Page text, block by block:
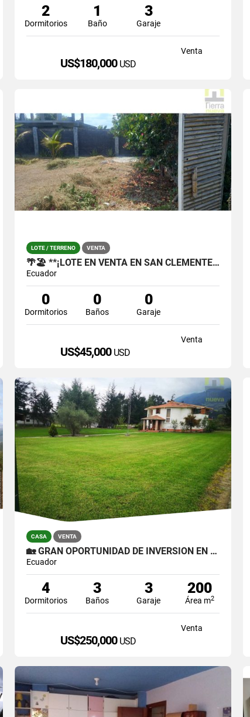
2
Dormitorios
1
Baño
3
Garaje
Venta
US$180,000 USD
LOTE / TERRENO VENTA
🌴🏖️ **¡LOTE EN VENTA EN SAN CLEMENTE, SAN JACINTO!**
Ecuador
0
Dormitorios
0
Baños
0
Garaje
Venta
US$45,000 USD
CASA VENTA
🏡 GRAN OPORTUNIDAD DE INVERSIÓN EN OTAVALO 🌿
Ecuador
4
Dormitorios
3
Baños
3
Garaje
200
Área m2
Venta
US$250,000 USD